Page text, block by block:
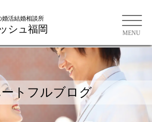
福岡市の婚活結婚相談所
婚活結婚相談所
シュ福岡
トフルブログ